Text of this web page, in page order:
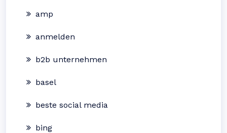
amp
anmelden
b2b unternehmen
basel
beste social media
bing